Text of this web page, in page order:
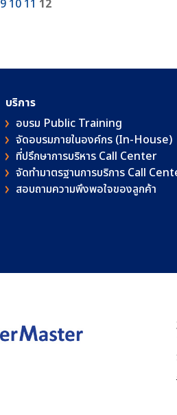
9 10 11 12
บริการ
อบรม Public Training
จัดอบรมภายในองค์กร (In-House)
ที่ปรึกษาการบริหาร Call Center
จัดทำมาตรฐานการบริการ Call
สอบถามความพึงพอใจของลูกค้า